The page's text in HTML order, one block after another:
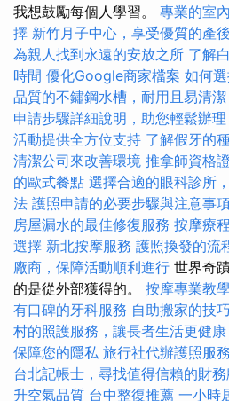
我想鼓勵每個人學習。 專業的室
擇 新竹月子中心，享受優質的產
為親人找到永遠的安放之所 了解
時間 優化Google商家檔案 如何
品質的不鏽鋼水槽，耐用且易清潔
申請步驟詳細說明，助您輕鬆辦理
活動提供全方位支持 了解假牙的
清潔公司來改善環境 推拿師資格
的歐式餐點 選擇合適的眼科診所
法 護照申請的必要步驟與注意事
房屋漏水的最佳修復服務 按摩療
選擇 新北按摩服務 護照換發的流
廠商，保障活動順利進行 世界奇
的是從外部獲得的。 按摩專業教
有口碑的牙科服務 自助搬家的技
村的照護服務，讓長者生活更健康
保障您的隱私 旅行社代辦護照服
台北記帳士，尋找值得信賴的財
升空氣品質 台中整復推薦 一小時